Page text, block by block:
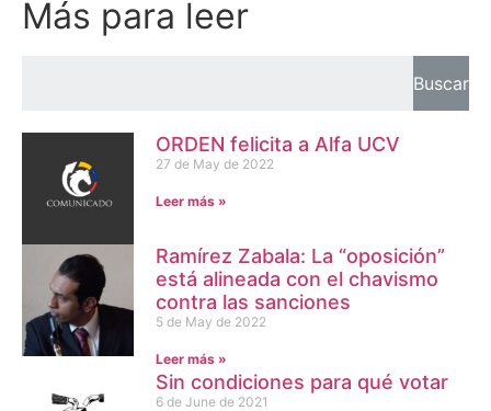
Más para leer
Buscar
ORDEN felicita a Alfa UCV
27 de May de 2022
Leer más »
Ramírez Zabala: La “oposición”
está alineada con el chavismo
contra las sanciones
5 de May de 2022
Leer más »
Sin condiciones para qué votar
6 de June de 2021